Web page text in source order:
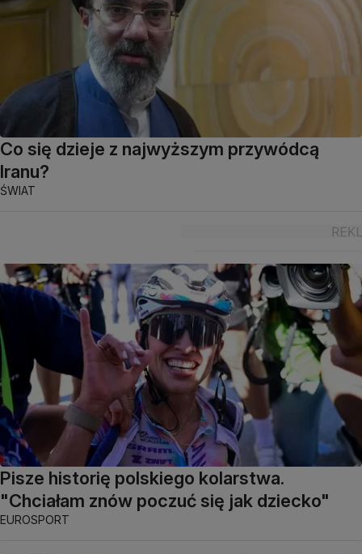
Co się dzieje z najwyższym przywódcą
Iranu?
ŚWIAT
Pisze historię polskiego kolarstwa.
"Chciałam znów poczuć się jak dziecko"
EUROSPORT